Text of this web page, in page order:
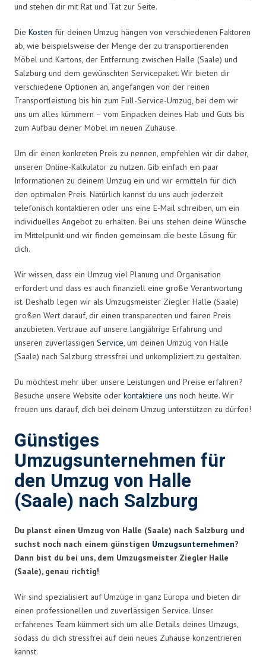
und stehen dir mit Rat und Tat zur Seite.
Die Kosten für deinen Umzug hängen von verschiedenen Faktoren
ab, wie beispielsweise der Menge der zu transportierenden
Möbel und Kartons, der Entfernung zwischen Halle (Saale) und
Salzburg und dem gewünschten Servicepaket. Wir bieten dir
verschiedene Optionen an, angefangen von der reinen
Transportleistung bis hin zum Full-Service-Umzug, bei dem wir
uns um alles kümmern – vom Einpacken deines Hab und Guts bis
zum Aufbau deiner Möbel im neuen Zuhause.
Um dir einen konkreten Preis zu nennen, empfehlen wir dir daher,
unseren Online-Kalkulator zu nutzen. Gib einfach ein paar
Informationen zu deinem Umzug ein und wir ermitteln für dich
den optimalen Preis. Natürlich kannst du uns auch jederzeit
telefonisch kontaktieren oder uns eine E-Mail schreiben, um ein
individuelles Angebot zu erhalten. Bei uns stehen deine Wünsche
im Mittelpunkt und wir finden gemeinsam die beste Lösung für
dich.
Wir wissen, dass ein Umzug viel Planung und Organisation
erfordert und dass es auch finanziell eine große Verantwortung
ist. Deshalb legen wir als Umzugsmeister Ziegler Halle (Saale)
großen Wert darauf, dir einen transparenten und fairen Preis
anzubieten. Vertraue auf unsere langjährige Erfahrung und
unseren zuverlässigen Service, um deinen Umzug von Halle
(Saale) nach Salzburg stressfrei und unkompliziert zu gestalten.
Du möchtest mehr über unsere Leistungen und Preise erfahren?
Besuche unsere Website oder kontaktiere uns noch heute. Wir
freuen uns darauf, dich bei deinem Umzug unterstützen zu dürfen!
Günstiges
Umzugsunternehmen für
den Umzug von Halle
(Saale) nach Salzburg
Du planst einen Umzug von Halle (Saale) nach Salzburg und
suchst noch nach einem günstigen Umzugsunternehmen?
Dann bist du bei uns, dem Umzugsmeister Ziegler Halle
(Saale), genau richtig!
Wir sind spezialisiert auf Umzüge in ganz Europa und bieten dir
einen professionellen und zuverlässigen Service. Unser
erfahrenes Team kümmert sich um alle Details deines Umzugs,
sodass du dich stressfrei auf dein neues Zuhause konzentrieren
kannst.